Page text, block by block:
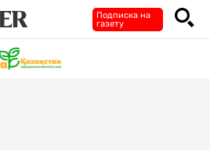
Подписка на
газету